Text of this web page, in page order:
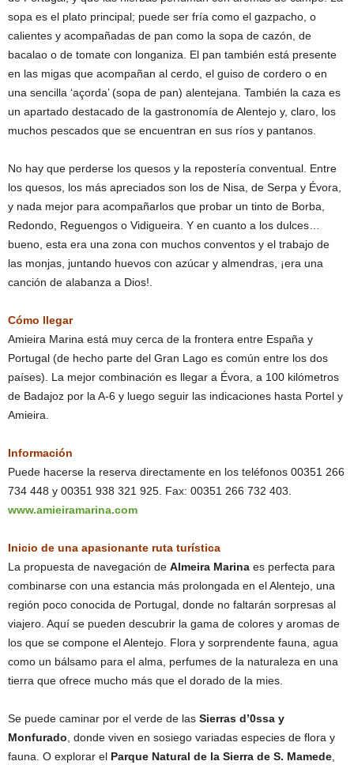
sopa es el plato principal; puede ser fría como el gazpacho, o
calientes y acompañadas de pan como la sopa de cazón, de
bacalao o de tomate con longaniza. El pan también está presente
en las migas que acompañan al cerdo, el guiso de cordero o en
una sencilla ‘açorda’ (sopa de pan) alentejana. También la caza es
un apartado destacado de la gastronomía de Alentejo y, claro, los
muchos pescados que se encuentran en sus ríos y pantanos.
No hay que perderse los quesos y la repostería conventual. Entre
los quesos, los más apreciados son los de Nisa, de Serpa y Évora,
y nada mejor para acompañarlos que probar un tinto de Borba,
Redondo, Reguengos o Vidigueira. Y en cuanto a los dulces…
bueno, esta era una zona con muchos conventos y el trabajo de
las monjas, juntando huevos con azúcar y almendras, ¡era una
canción de alabanza a Dios!.
Cómo llegar
Amieira Marina está muy cerca de la frontera entre España y
Portugal (de hecho parte del Gran Lago es común entre los dos
países). La mejor combinación es llegar a Évora, a 100 kilómetros
de Badajoz por la A-6 y luego seguir las indicaciones hasta Portel y
Amieira.
Información
Puede hacerse la reserva directamente en los teléfonos 00351 266
734 448 y 00351 938 321 925. Fax: 00351 266 732 403.
www.amieiramarina.com
Inicio de una apasionante ruta turística
La propuesta de navegación de Almeira Marina es perfecta para
combinarse con una estancia más prolongada en el Alentejo, una
región poco conocida de Portugal, donde no faltarán sorpresas al
viajero. Aquí se pueden descubrir la gama de colores y aromas de
los que se compone el Alentejo. Flora y sorprendente fauna, agua
como un bálsamo para el alma, perfumes de la naturaleza en una
tierra que ofrece mucho más que el dorado de la mies.
Se puede caminar por el verde de las Sierras d’0ssa y
Monfurado , donde viven en sosiego variadas especies de flora y
fauna. O explorar el Parque Natural de la Sierra de S. Mamede